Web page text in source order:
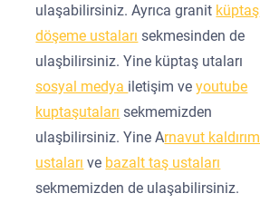
ulaşabilirsiniz. Ayrıca granit küptaş
döşeme ustaları sekmesinden de
ulaşbilirsiniz. Yine küptaş utaları
sosyal medya iletişim veyoutube
kuptaşutaları sekmemizden
ulaşbilirsiniz. Yine Arnavut kaldırım
ustaları ve bazalt taş ustaları
sekmemizden de ulaşabilirsiniz.